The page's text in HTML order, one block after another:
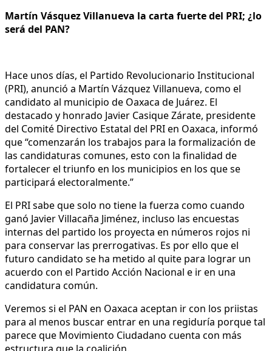
Martín Vásquez Villanueva la carta fuerte del PRI; ¿lo
será del PAN?
Hace unos días, el Partido Revolucionario Institucional
(PRI), anunció a Martín Vázquez Villanueva, como el
candidato al municipio de Oaxaca de Juárez. El
destacado y honrado Javier Casique Zárate, presidente
del Comité Directivo Estatal del PRI en Oaxaca, informó
que “comenzarán los trabajos para la formalización de
las candidaturas comunes, esto con la finalidad de
fortalecer el triunfo en los municipios en los que se
participará electoralmente.”
El PRI sabe que solo no tiene la fuerza como cuando
ganó Javier Villacaña Jiménez, incluso las encuestas
internas del partido los proyecta en números rojos ni
para conservar las prerrogativas. Es por ello que el
futuro candidato se ha metido al quite para lograr un
acuerdo con el Partido Acción Nacional e ir en una
candidatura común.
Veremos si el PAN en Oaxaca aceptan ir con los priistas
para al menos buscar entrar en una regiduría porque tal
parece que Movimiento Ciudadano cuenta con más